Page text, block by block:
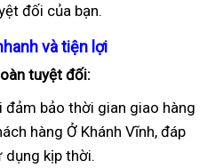
đối của bạn.
và tiện lợi
tuyệt đối:
đảm bảo thời gian giao hàng
hàng Ở Khánh Vĩnh, đáp
dụng kịp thời.